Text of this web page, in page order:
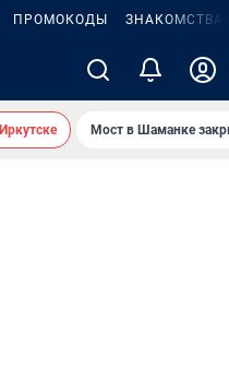
ПРОМОКОДЫ ЗНАКОМСТВА
Мост в Шаманке